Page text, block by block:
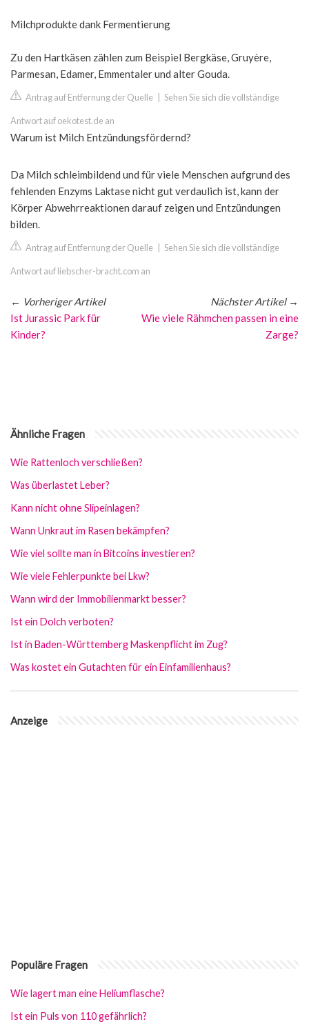
Milchprodukte dank Fermentierung
Zu den Hartkäsen zählen zum Beispiel Bergkäse, Gruyère,
Parmesan, Edamer, Emmentaler und alter Gouda.
Antrag auf Entfernung der Quelle Sehen Sie sich die vollständige
Antwort auf oekotest.de an
Warum ist Milch Entzündungsfördernd?
Da Milch schleimbildend und für viele Menschen aufgrund des
fehlenden Enzyms Laktase nicht gut verdaulich ist, kann der
Körper Abwehrreaktionen darauf zeigen und Entzündungen
bilden.
Antrag auf Entfernung der Quelle Sehen Sie sich die vollständige
Antwort auf liebscher-bracht.com an
← Vorheriger Artikel
Ist Jurassic Park für
Kinder?
Nächster Artikel→
Wie viele Rähmchen passen in eine
Zarge?
Ähnliche Fragen
Wie Rattenloch verschließen?
Was überlastet Leber?
Kann nicht ohne Slipeinlagen?
Wann Unkraut im Rasen bekämpfen?
Wie viel sollte man in Bitcoins investieren?
Wie viele Fehlerpunkte bei Lkw?
Wann wird der Immobilienmarkt besser?
Ist ein Dolch verboten?
Ist in Baden-Württemberg Maskenpflicht im Zug?
Was kostet ein Gutachten für ein Einfamilienhaus?
Anzeige
Populäre Fragen
Wie lagert man eine Heliumflasche?
Ist ein Puls von 110 gefährlich?